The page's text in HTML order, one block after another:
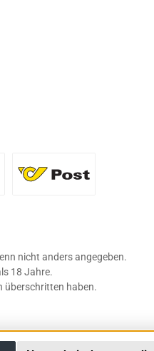
nicht anders angegeben.
18 Jahre.
überschritten haben.